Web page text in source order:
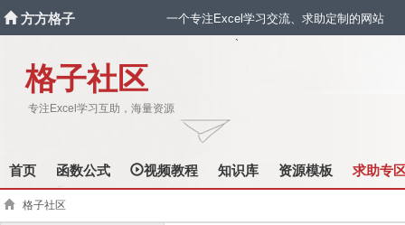
方方格子 一个专注Excel学习交流、求助定制的网站
格子社区
专注Excel学习互助，海量资源
`
首页 函数公式 视频教程 知识库 资源模板 求助专
格子社区